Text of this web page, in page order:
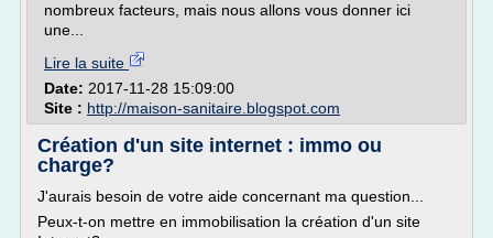
nombreux facteurs, mais nous allons vous donner ici
une...
Lire la suite
Date: 2017-11-28 15:09:00
Site : http://maison-sanitaire.blogspot.com
Création d'un site internet : immo ou
charge?
J'aurais besoin de votre aide concernant ma question...
Peux-t-on mettre en immobilisation la création d'un site